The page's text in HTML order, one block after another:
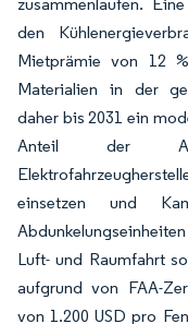
den
Mietprämie von 12
Materialien in der
daher bis 2031 ein
Anteil der
einsetzen und
Luft- und Raumfahrt
aufgrund von FAA-
von 1.200 USD pro